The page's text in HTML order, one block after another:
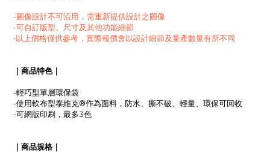
-圖像設計不可沿用，需重新提供設計之圖像
-可自訂版型、尺寸及其他功能細節
-以上價格僅供參考，實際報價會以設計細節及量產數量有所不同
｜商品特色｜
-輕巧型單層環保袋
-使用軟布型泰維克®作為面料，防水、撕不破 、輕量 、環保可回收
-可網版印刷，最多3色
｜商品規格｜